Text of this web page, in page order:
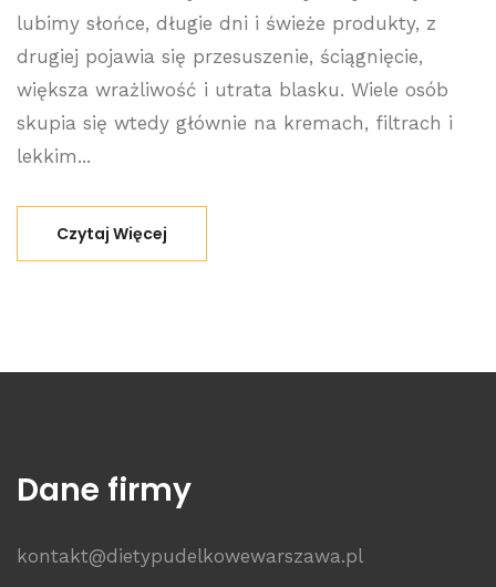
lubimy słońce, długie dni i świeże produkty, z
drugiej pojawia się przesuszenie, ściągnięcie,
większa wrażliwość i utrata blasku. Wiele osób
skupia się wtedy głównie na kremach, filtrach i
lekkim...
Czytaj Więcej
Dane firmy
kontakt@dietypudelkowewarszawa.pl